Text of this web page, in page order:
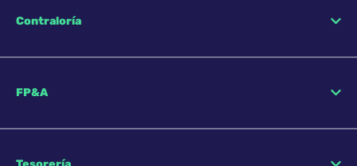
Contraloría
FP&A